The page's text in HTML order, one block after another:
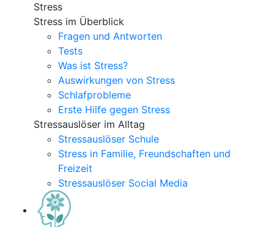
Stress
Stress im Überblick
Fragen und Antworten
Tests
Was ist Stress?
Auswirkungen von Stress
Schlafprobleme
Erste Hilfe gegen Stress
Stressauslöser im Alltag
Stressauslöser Schule
Stress in Familie, Freundschaften und
Freizeit
Stressauslöser Social Media